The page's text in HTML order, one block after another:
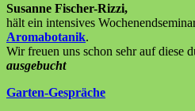
Susanne Fischer-Rizzi,
hält ein intensives
Aromabotanik.
Wir freuen uns schon sehr auf diese
ausgebucht
Garten-Gespräche